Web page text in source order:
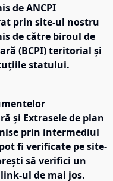
de ANCPI
prin site-ul nostru
de către biroul de
(BCPI) teritorial și
statului.
și Extrasele de plan
prin intermediul
fi verificate pe site-
să verifici un
ul de mai jos.